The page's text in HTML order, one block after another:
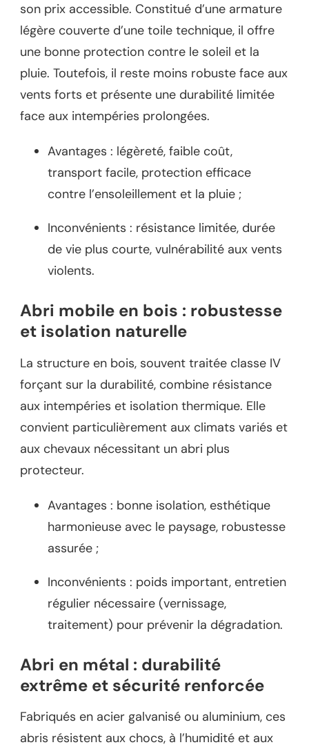
son prix accessible. Constitué d’une armature
légère couverte d’une toile technique, il offre
une bonne protection contre le soleil et la
pluie. Toutefois, il reste moins robuste face aux
vents forts et présente une durabilité limitée
face aux intempéries prolongées.
Avantages : légèreté, faible coût,
transport facile, protection efficace
contre l’ensoleillement et la pluie ;
Inconvénients : résistance limitée, durée
de vie plus courte, vulnérabilité aux vents
violents.
Abri mobile en bois : robustesse
et isolation naturelle
La structure en bois, souvent traitée classe IV
forçant sur la durabilité, combine résistance
aux intempéries et isolation thermique. Elle
convient particulièrement aux climats variés et
aux chevaux nécessitant un abri plus
protecteur.
Avantages : bonne isolation, esthétique
harmonieuse avec le paysage, robustesse
assurée ;
Inconvénients : poids important, entretien
régulier nécessaire (vernissage,
traitement) pour prévenir la dégradation.
Abri en métal : durabilité
extrême et sécurité renforcée
Fabriqués en acier galvanisé ou aluminium, ces
abris résistent aux chocs, à l’humidité et aux